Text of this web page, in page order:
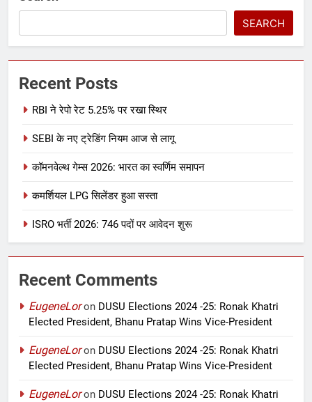
SEARCH
Recent Posts
RBI ने रेपो रेट 5.25% पर रखा स्थिर
SEBI के नए ट्रेडिंग नियम आज से लागू
कॉमनवेल्थ गेम्स 2026: भारत का स्वर्णिम समापन
कमर्शियल LPG सिलेंडर हुआ सस्ता
ISRO भर्ती 2026: 746 पदों पर आवेदन शुरू
Recent Comments
EugeneLoron DUSU Elections 2024 -25: Ronak Khatri
Elected President, Bhanu Pratap Wins Vice-President
EugeneLoron DUSU Elections 2024 -25: Ronak Khatri
Elected President, Bhanu Pratap Wins Vice-President
EugeneLoron DUSU Elections 2024 -25: Ronak Khatri